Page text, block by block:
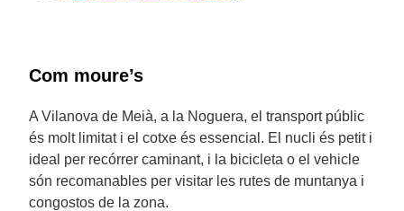
Com moure’s
A Vilanova de Meià, a la Noguera, el transport públic
és molt limitat i el cotxe és essencial. El nucli és petit i
ideal per recórrer caminant, i la bicicleta o el vehicle
són recomanables per visitar les rutes de muntanya i
congostos de la zona.